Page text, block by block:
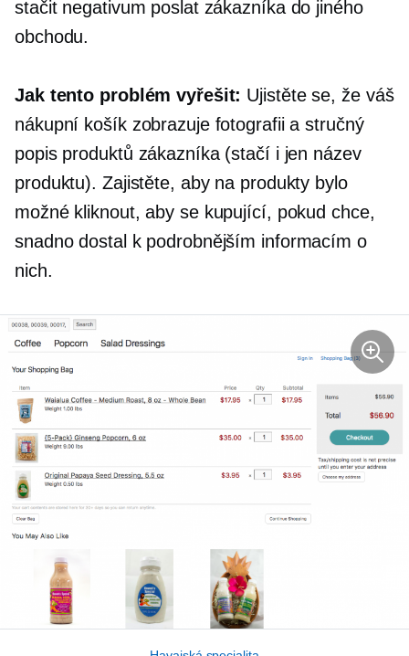
stačit negativum poslat zákazníka do jiného
obchodu.
Jak tento problém vyřešit: Ujistěte se, že váš
nákupní košík zobrazuje fotografii a stručný
popis produktů zákazníka (stačí i jen název
produktu). Zajistěte, aby na produkty bylo
možné kliknout, aby se kupující, pokud chce,
snadno dostal k podrobnějším informacím o
nich.